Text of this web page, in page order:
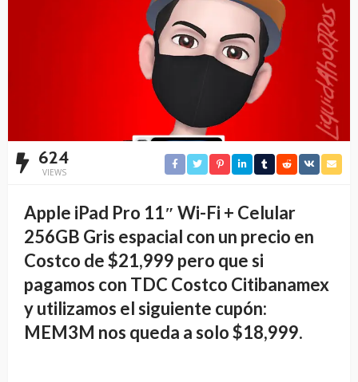
624
VIEWS
Apple iPad Pro 11″ Wi-Fi + Celular
256GB Gris espacial con un precio en
Costco de $21,999 pero que si
pagamos con TDC Costco Citibanamex
y utilizamos el siguiente cupón:
MEM3M nos queda a solo $18,999.